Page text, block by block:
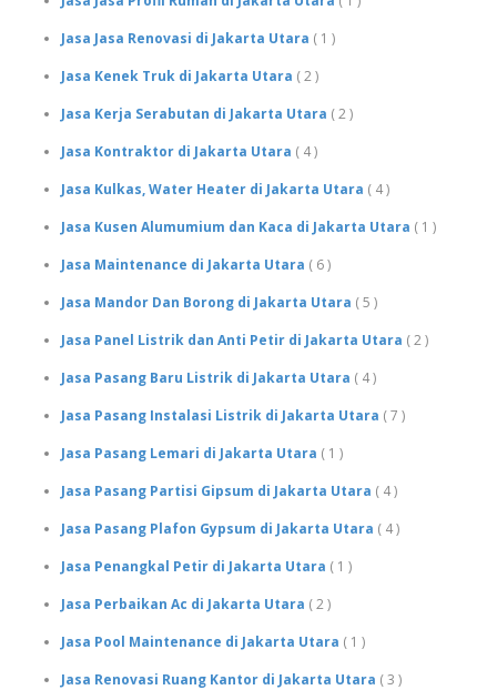
Jasa Jasa Renovasi di Jakarta Utara ( 1 )
Jasa Kenek Truk di Jakarta Utara ( 2 )
Jasa Kerja Serabutan di Jakarta Utara ( 2 )
Jasa Kontraktor di Jakarta Utara ( 4 )
Jasa Kulkas, Water Heater di Jakarta Utara ( 4 )
Jasa Kusen Alumumium dan Kaca di Jakarta Utara ( 1 )
Jasa Maintenance di Jakarta Utara ( 6 )
Jasa Mandor Dan Borong di Jakarta Utara ( 5 )
Jasa Panel Listrik dan Anti Petir di Jakarta Utara ( 2 )
Jasa Pasang Baru Listrik di Jakarta Utara ( 4 )
Jasa Pasang Instalasi Listrik di Jakarta Utara ( 7 )
Jasa Pasang Lemari di Jakarta Utara ( 1 )
Jasa Pasang Partisi Gipsum di Jakarta Utara ( 4 )
Jasa Pasang Plafon Gypsum di Jakarta Utara ( 4 )
Jasa Penangkal Petir di Jakarta Utara ( 1 )
Jasa Perbaikan Ac di Jakarta Utara ( 2 )
Jasa Pool Maintenance di Jakarta Utara ( 1 )
Jasa Renovasi Ruang Kantor di Jakarta Utara ( 3 )